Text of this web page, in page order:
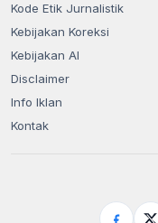
Kode Etik Jurnalistik
Kebijakan Koreksi
Kebijakan AI
Disclaimer
Info Iklan
Kontak